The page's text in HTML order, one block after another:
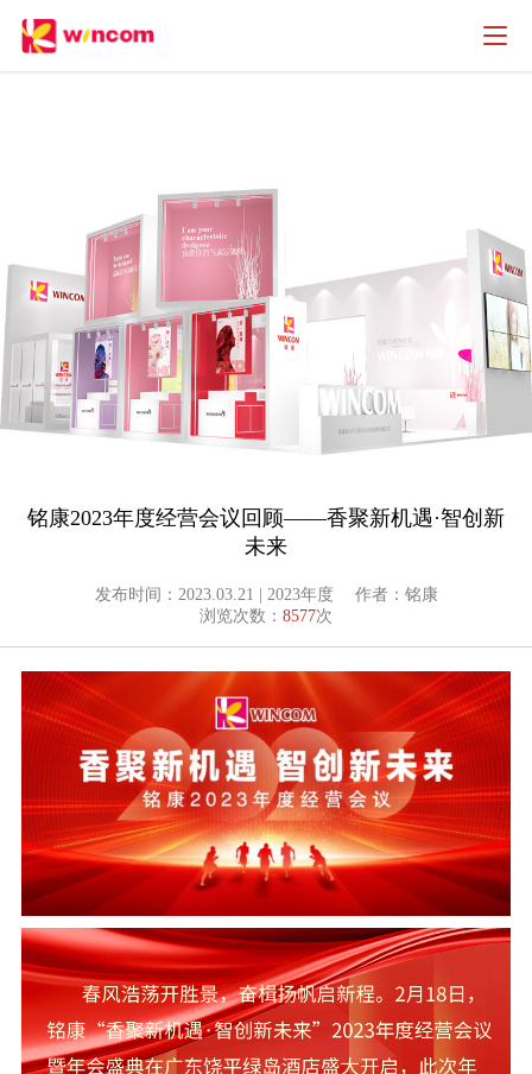
铭康2023年度经营会议回顾——香聚新机遇·智创新
未来
发布时间：2023.03.21 | 2023年度
作者：铭康
浏览次数： 8577次